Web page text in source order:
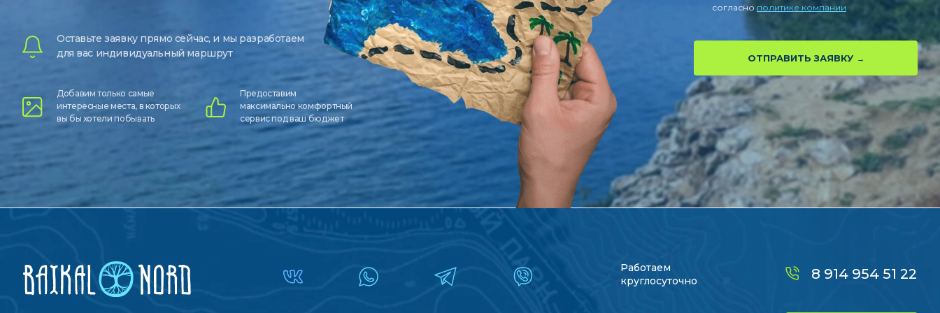
Оставьте заявку прямо сейчас, и мы разработаем
для вас индивидуальный маршрут
Добавим только самые
интересные места, в которых
вы бы хотели побывать
Предоставим
максимально комфортный
сервис под ваш бюджет
согласно политике компании
ОТПРАВИТЬ ЗАЯВКУ
Работаем
круглосуточно
8 914 954 51 22